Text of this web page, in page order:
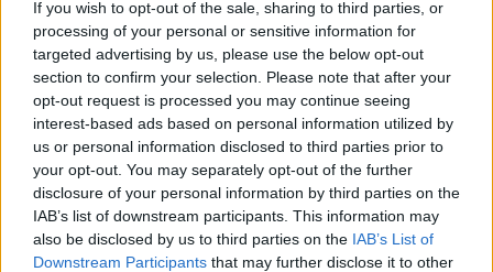
If you wish to opt-out of the sale, sharing to third parties, or
processing of your personal or sensitive information for
targeted advertising by us, please use the below opt-out
section to confirm your selection. Please note that after your
opt-out request is processed you may continue seeing
interest-based ads based on personal information utilized by
us or personal information disclosed to third parties prior to
your opt-out. You may separately opt-out of the further
disclosure of your personal information by third parties on the
IAB’s list of downstream participants. This information may
also be disclosed by us to third parties on the IAB’s List of
Downstream Participants that may further disclose it to other
spędzony z nami czas! Drużyna będzie kontynuować
występy pod szyldem QMISTRY do momentu
znalezienia nowego domu– możemy wyczytać we
wpisie. Tak więc sama marka QMISTRY nadal obecna
będzie na turniejach, a czasami pewnie nawet na HLTV.
Niemniej będzie to miało już charakter wyłącznie
tymczasowy. Jak długi? Trudno tak naprawdę
powiedzieć, bo zależeć to będzie od wielu czynników.
CZYTAJ TEŻ:F1KU dołączy do fr3nda i vinSa w